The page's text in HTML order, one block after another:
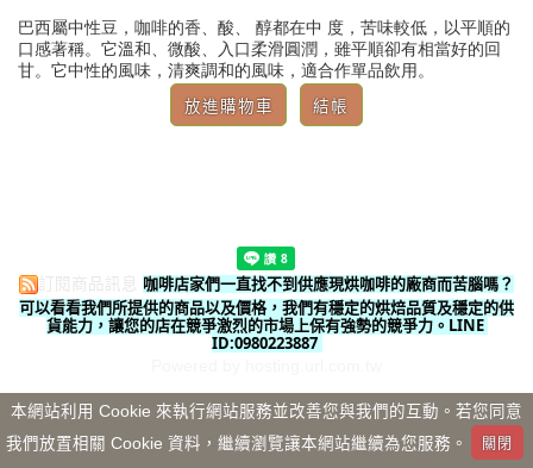
巴西屬中性豆，咖啡的香、酸、 醇都在中 度，苦味較低，以平順的
口感著稱。它溫和、微酸、入口柔滑圓潤，雖平順卻有相當好的回
甘。它中性的風味，清爽調和的風味，適合作單品飲用。
咖啡店家們一直找不到供應現烘咖啡的廠商而苦腦嗎？
可以看看我們所提供的商品以及價格，我們有穩定的烘焙品質及穩定的供
貨能力，讓您的店在競爭激烈的市場上保有強勢的競爭力。LINE
ID:0980223887
本網站利用 Cookie 來執行網站服務並改善您與我們的互動。若您同意
我們放置相關 Cookie 資料，繼續瀏覽讓本網站繼續為您服務。